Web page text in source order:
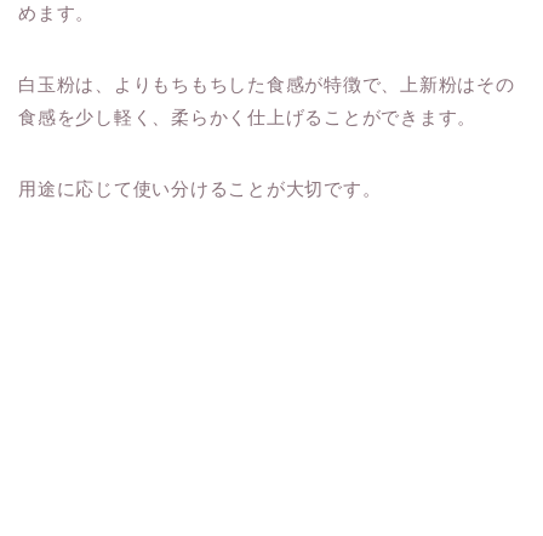
めます。
白玉粉は、よりもちもちした食感が特徴で、上新粉はその
食感を少し軽く、柔らかく仕上げることができます。
用途に応じて使い分けることが大切です。